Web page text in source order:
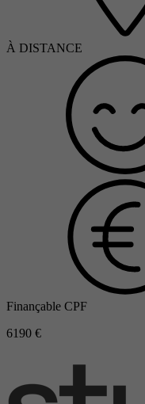
À DISTANCE
Finançable CPF
6190 €